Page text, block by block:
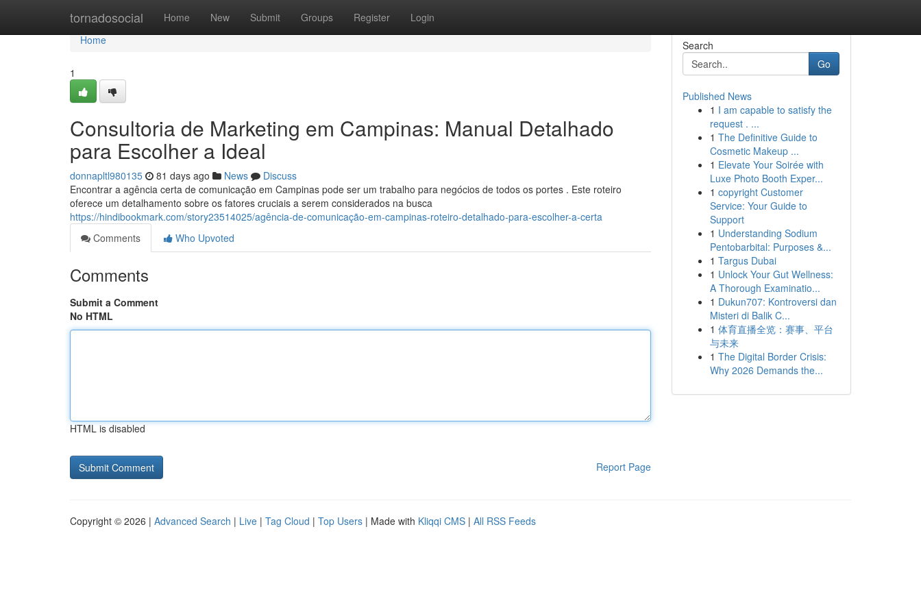
tornadosocial Home New Submit Groups Register Login
Home
Home
1
Consultoria de Marketing em Campinas: Manual Detalhado
para Escolher a Ideal
donnapltl980135 81 days ago News
Discuss
Encontrar a agência certa de comunicação em Campinas pode ser um trabalho para negócios de todos os portes . Este roteiro
oferece um detalhamento sobre os fatores cruciais a serem considerados na busca
https://hindibookmark.com/story23514025/agência-de-comunicação-em-campinas-roteiro-detalhado-para-escolher-a-certa
Comments
Who Upvoted
Comments
Submit a Comment
No HTML
HTML is disabled
Report Page
Search
Go
Published News
1 I am capable to satisfy the
request . ...
1 The Definitive Guide to
Cosmetic Makeup ...
1 Elevate Your Soirée with
Luxe Photo Booth Exper...
1 copyright Customer
Service: Your Guide to
Support
1 Understanding Sodium
Pentobarbital: Purposes &...
1 Targus Dubai
1 Unlock Your Gut Wellness:
A Thorough Examinatio...
1 Dukun707: Kontroversi dan
Misteri di Balik C...
1 体育直播全览：赛事、平台
与未来
1 The Digital Border Crisis:
Why 2026 Demands the...
Copyright © 2026 | Advanced Search | Live | Tag Cloud | Top Users | Made with Kliqqi CMS | All RSS Feeds